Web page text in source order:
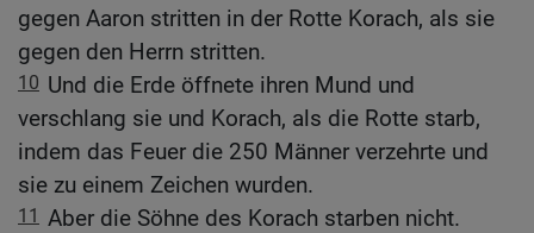
gegen Aaron stritten in der Rotte Korach, als sie
gegen den Herrn stritten.
10 Und die Erde öffnete ihren Mund und
verschlang sie und Korach, als die Rotte starb,
indem das Feuer die 250 Männer verzehrte und
sie zu einem Zeichen wurden.
11 Aber die Söhne des Korach starben nicht.